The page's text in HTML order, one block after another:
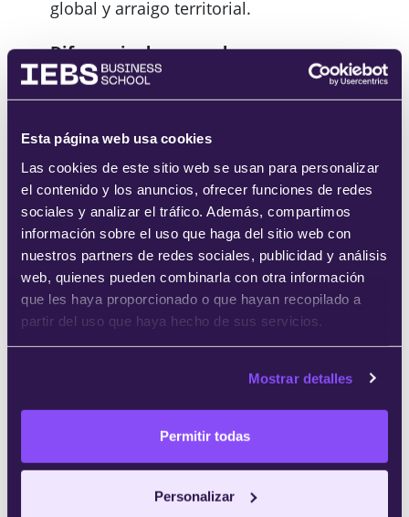
Esta página web usa cookies
Las cookies de este sitio web se usan para personalizar
el contenido y los anuncios, ofrecer funciones de redes
sociales y analizar el tráfico. Además, compartimos
información sobre el uso que haga del sitio web con
nuestros partners de redes sociales, publicidad y análisis
web, quienes pueden combinarla con otra información
que les haya proporcionado o que hayan recopilado a
partir del uso que haya hecho de sus servicios.
Mostrar detalles
Permitir todas
Personalizar
global y arraigo territorial.
Diferencia de mercado:
SanaTerra se articula como un
ecosistema integral, con colaboración
entre entidades del Norte y del Sur
global (España, Marruecos, Francia),
centros de investigación (CSIC, UM6P,
African Genome Center) y redes
internacionales como World
Microbiome Partnership. Un Living Lab
es un entorno real donde usuarios,
investigadores, empresas y agentes
proceso se da: • En el medio rural. •
Con participación activa de agricultores,
científicas, emprendedoras, pacientes y
profesionales de la salud. • Con foco en
impacto real, no solo en innovación